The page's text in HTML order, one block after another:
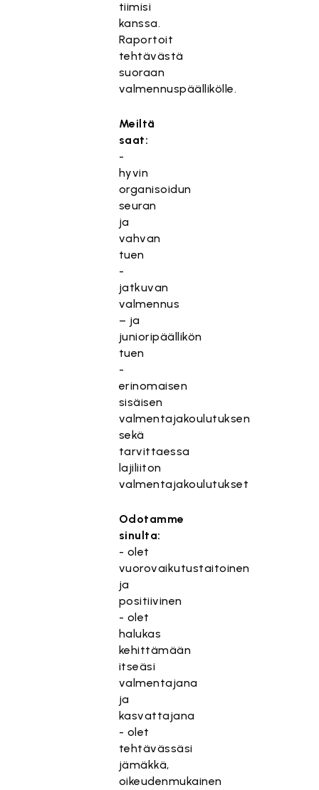
tiimisi
kanssa.
Raportoit
tehtävästä
suoraan
valmennuspäällikölle.
Meiltä
saat:
-
hyvin
organisoidun
seuran
ja
vahvan
tuen
-
jatkuvan
valmennus
– ja
junioripäällikön
tuen
-
erinomaisen
sisäisen
valmentajakoulutuksen
sekä
tarvittaessa
lajiliiton
valmentajakoulutukset
Odotamme
sinulta:
- olet
vuorovaikutustaitoinen
ja
positiivinen
- olet
halukas
kehittämään
itseäsi
valmentajana
ja
kasvattajana
- olet
tehtävässäsi
jämäkkä,
oikeudenmukainen